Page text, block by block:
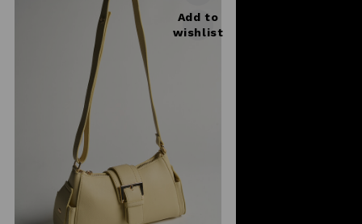
Add to
wishlist